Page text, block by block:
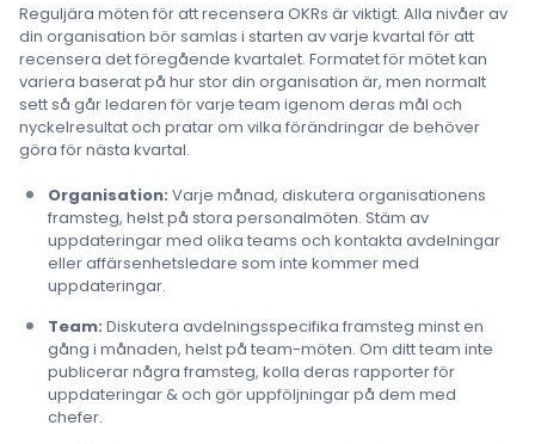
Reguljära möten för att recensera OKRs är viktigt. Alla nivåer av
din organisation bör samlas i starten av varje kvartal för att
recensera det föregående kvartalet. Formatet för mötet kan
variera baserat på hur stor din organisation är, men normalt
sett så går ledaren för varje team igenom deras mål och
nyckelresultat och pratar om vilka förändringar de behöver
göra för nästa kvartal.
Organisation: Varje månad, diskutera organisationens
framsteg, helst på stora personalmöten. Stäm av
uppdateringar med olika teams och kontakta avdelningar
eller affärsenhetsledare som inte kommer med
uppdateringar.
Team: Diskutera avdelningsspecifika framsteg minst en
gång i månaden, helst på team-möten. Om ditt team inte
publicerar några framsteg, kolla deras rapporter för
uppdateringar & och gör uppföljningar på dem med
chefer.